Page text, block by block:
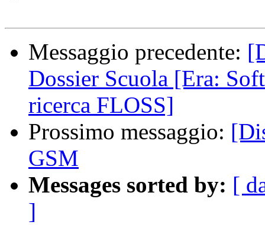
Messaggio precedente:
Dossier Scuola [Era:
ricerca FLOSS]
Prossimo messaggio:
GSM
Messages sorted by: [
]